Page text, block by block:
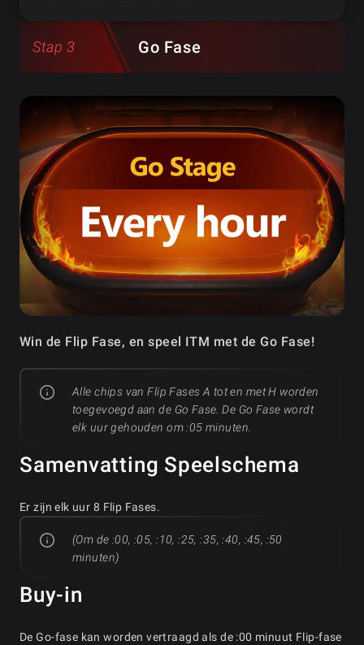
Stap 3 Go Fase
Win de Flip Fase, en speel ITM met de Go Fase!
Alle chips van Flip Fases A tot en met H worden
toegevoegd aan de Go Fase. De Go Fase wordt
elk uur gehouden om :05 minuten.
Samenvatting Speelschema
Er zijn elk uur 8 Flip Fases.
(Om de :00, :05, :10, :25, :35, :40, :45, :50
minuten)
Buy-in
De Go-fase kan worden vertraagd als de :00 minuut Flip-fase